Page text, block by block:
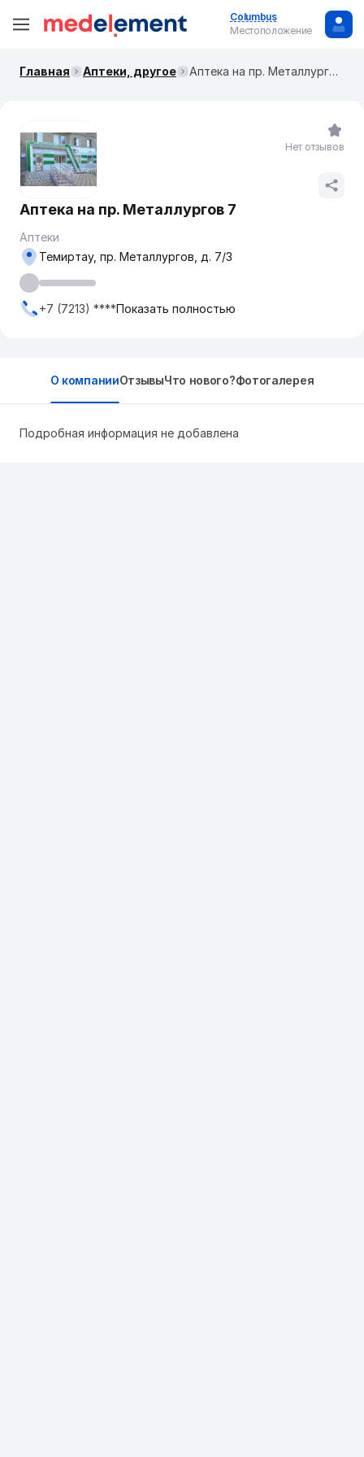
Columbus
Местоположение
Главная Аптеки, другое Аптека на пр. Металлургов 7
Аптека на пр. Металлургов 7
Аптеки
Темиртау, пр. Металлургов, д. 7/3
+7 (7213) ****Показать полностью
Нет отзывов
О компанииОтзывыЧто нового?Фотогалерея
Подробная информация не добавлена